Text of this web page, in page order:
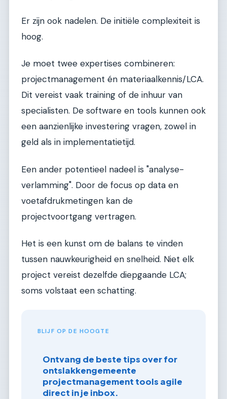
Er zijn ook nadelen. De initiële complexiteit is
hoog.
Je moet twee expertises combineren:
projectmanagement én materiaalkennis/LCA.
Dit vereist vaak training of de inhuur van
specialisten. De software en tools kunnen ook
een aanzienlijke investering vragen, zowel in
geld als in implementatietijd.
Een ander potentieel nadeel is "analyse-
verlamming". Door de focus op data en
voetafdrukmetingen kan de
projectvoortgang vertragen.
Het is een kunst om de balans te vinden
tussen nauwkeurigheid en snelheid. Niet elk
project vereist dezelfde diepgaande LCA;
soms volstaat een schatting.
BLIJF OP DE HOOGTE
Ontvang de beste tips over for
ontslakkengemeente
projectmanagement tools agile
direct in je inbox.